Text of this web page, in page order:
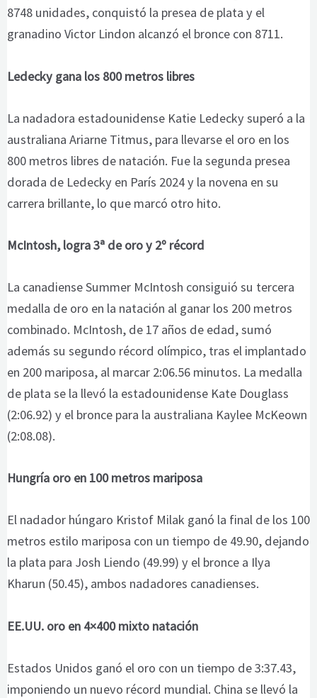
8748 unidades, conquistó la presea de plata y el
granadino Victor Lindon alcanzó el bronce con 8711.
Ledecky gana los 800 metros libres
La nadadora estadounidense Katie Ledecky superó a la
australiana Ariarne Titmus, para llevarse el oro en los
800 metros libres de natación. Fue la segunda presea
dorada de Ledecky en París 2024 y la novena en su
carrera brillante, lo que marcó otro hito.
McIntosh, logra 3ª de oro y 2º récord
La canadiense Summer McIntosh consiguió su tercera
medalla de oro en la natación al ganar los 200 metros
combinado. McIntosh, de 17 años de edad, sumó
además su segundo récord olímpico, tras el implantado
en 200 mariposa, al marcar 2:06.56 minutos. La medalla
de plata se la llevó la estadounidense Kate Douglass
(2:06.92) y el bronce para la australiana Kaylee McKeown
(2:08.08).
Hungría oro en 100 metros mariposa
El nadador húngaro Kristof Milak ganó la final de los 100
metros estilo mariposa con un tiempo de 49.90, dejando
la plata para Josh Liendo (49.99) y el bronce a Ilya
Kharun (50.45), ambos nadadores canadienses.
EE.UU. oro en 4×400 mixto natación
Estados Unidos ganó el oro con un tiempo de 3:37.43,
imponiendo un nuevo récord mundial. China se llevó la